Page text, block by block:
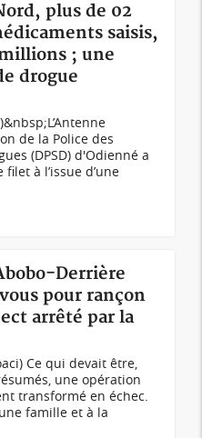
plus de 02
saisis,
; une
drogue
de la Police des
(DPSD) d'Odienné a
à l’issue d’une
Derrière
pour rançon
arrêté par la
Ce qui devait être,
une opération
transformé en échec.
famille et à la